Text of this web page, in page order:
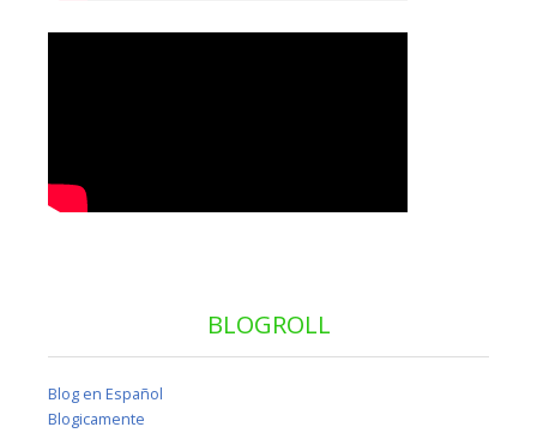
BLOGROLL
Blog en Español
Blogicamente